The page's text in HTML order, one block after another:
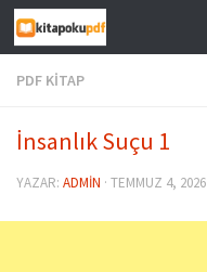
Skip to content
PDF KITAP
İnsanlık Suçu 1
YAZAR: ADMIN · TEMMUZ 4, 2026